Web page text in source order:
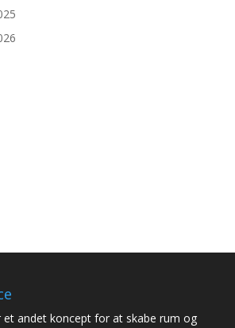
et andet koncept for at skabe rum og